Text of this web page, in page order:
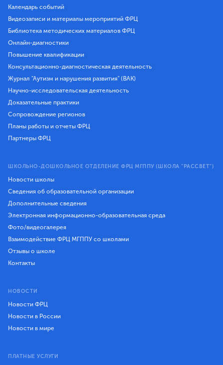
Календарь событий
Видеозаписи и материалы мероприятий ФРЦ
Библиотека методических материалов ФРЦ
Онлайн-диагностики
Повышение квалификации
Консультационно-диагностическая деятельность
Журнал "Аутизм и нарушения развития" (ВАК)
Научно-исследовательская деятельность
Доказательные практики
Сопровождение регионов
Планы работы и отчеты ФРЦ
Партнеры ФРЦ
ШКОЛЬНО-ДОШКОЛЬНОЕ ОТДЕЛЕНИЕ ФРЦ МГППУ (ШКОЛА "РАССВЕТ")
Новости школы
Сведения об образовательной организации
Дополнительные сведения
Электронная информационно-образовательная среда
Фото/видеогалерея
Взаимодействие ФРЦ МГППУ со школами
Отзывы о школе
Контакты
НОВОСТИ
Новости ФРЦ
Новости в России
Новости в мире
ПЛАТНЫЕ УСЛУГИ